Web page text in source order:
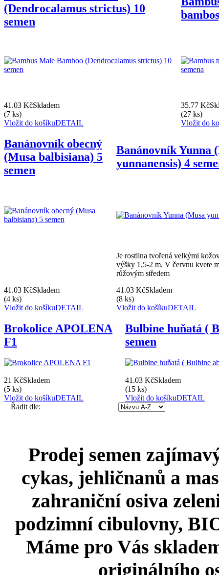
(Dendrocalamus strictus) 10
semen
41.03 KčSkladem
(7 ks)
Vložit do košíkuDETAIL
35.77 Kč
(27 ks)
Vložit do
Banánovník obecný
(Musa balbisiana) 5
semen
Banánovník Yunna
yunnanensis) 4
Je rostlina tvořená velkými
výšky 1,5-2 m. V červnu kvete
růžovým středem
41.03 KčSkladem
(4 ks)
Vložit do košíkuDETAIL
41.03 KčSkladem
(8 ks)
Vložit do košíkuDETAIL
Brokolice APOLENA
F1
Bulbine huňatá (
semen
21 KčSkladem
(5 ks)
Vložit do košíkuDETAIL
41.03 KčSkladem
(15 ks)
Vložit do košíkuDETAIL
Řadit dle:
Prodej semen
cykas, jehličnanů a
zahraniční osiva
podzimní cibulovny,
Máme pro Vás
originálního